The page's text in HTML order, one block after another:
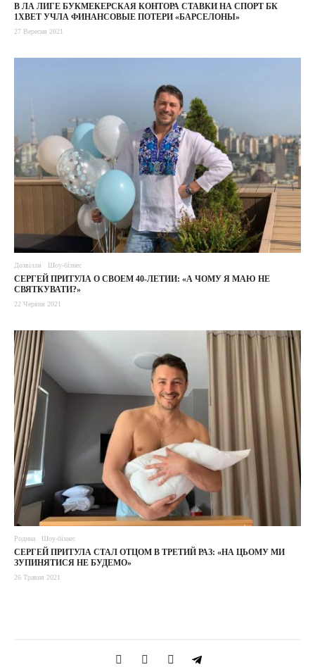
В ЛА ЛИГЕ БУКМЕКЕРСКАЯ КОНТОРА СТАВКИ НА СПОРТ БК
1XBET УЧЛА ФИНАНСОВЫЕ ПОТЕРИ «БАРСЕЛОНЫ»
27 Вересня 2021
Дозвілля Шоу-бізнес
СЕРГЕЙ ПРИТУЛА О СВОЕМ 40-ЛЕТИИ: «А ЧОМУ Я МАЮ НЕ
СВЯТКУВАТИ?»
22 Червня 2021
Родина Шоу-бізнес
СЕРГЕЙ ПРИТУЛА СТАЛ ОТЦОМ В ТРЕТИЙ РАЗ: «НА ЦЬОМУ МИ
ЗУПИНЯТИСЯ НЕ БУДЕМО»
26 Травня 2021